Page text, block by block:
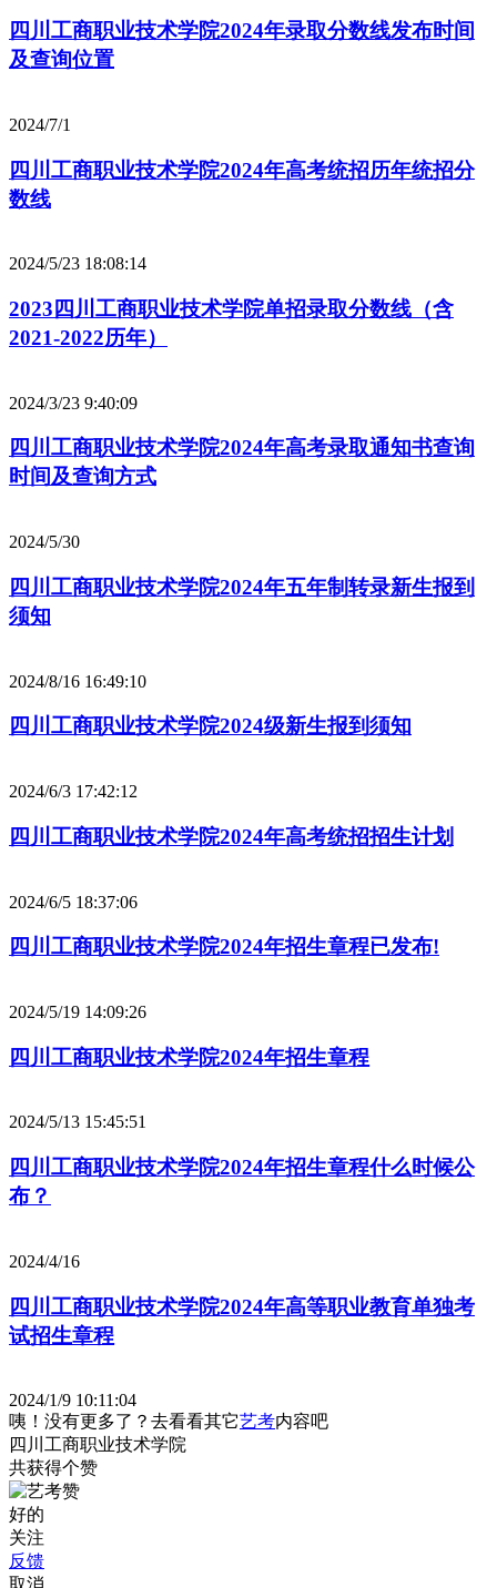
四川工商职业技术学院2024年录取分数线发布时间
及查询位置
2024/7/1
四川工商职业技术学院2024年高考统招历年统招分
数线
2024/5/23 18:08:14
2023四川工商职业技术学院单招录取分数线（含
2021-2022历年）
2024/3/23 9:40:09
四川工商职业技术学院2024年高考录取通知书查询
时间及查询方式
2024/5/30
四川工商职业技术学院2024年五年制转录新生报到
须知
2024/8/16 16:49:10
四川工商职业技术学院2024级新生报到须知
2024/6/3 17:42:12
四川工商职业技术学院2024年高考统招招生计划
2024/6/5 18:37:06
四川工商职业技术学院2024年招生章程已发布!
2024/5/19 14:09:26
四川工商职业技术学院2024年招生章程
2024/5/13 15:45:51
四川工商职业技术学院2024年招生章程什么时候公
布？
2024/4/16
四川工商职业技术学院2024年高等职业教育单独考
试招生章程
2024/1/9 10:11:04
咦！没有更多了？去看看其它艺考内容吧
四川工商职业技术学院
共获得个赞
好的
关注
反馈